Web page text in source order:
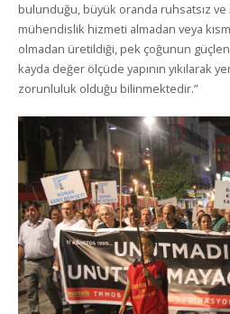
bulunduğu, büyük oranda ruhsatsız
mühendislik hizmeti almadan veya
olmadan üretildiği, pek çoğunun
kayda değer ölçüde yapının yıkılarak
zorunluluk olduğu bilinmektedir.”